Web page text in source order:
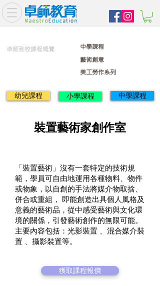
卓師到校課程概覽
藝術創意
美工勞作系列
中學課程
幼兒課程 小學課程 中學課程
「裝置藝術」沒有一套特定的技術規
範，學員可自由地運用各種物料、物件
或物象，以自創的手法將媒介物取捨、
併合或重組， 即能創造出具個人風格及
意義的藝術品，從中感受藝術與文化環
境的關係，引發藝術創作的無限可能。
主要內容包括：光影裝置 、混合媒介裝
置 、攝影裝置等。
獲取課程報價
裝置藝術家創作室